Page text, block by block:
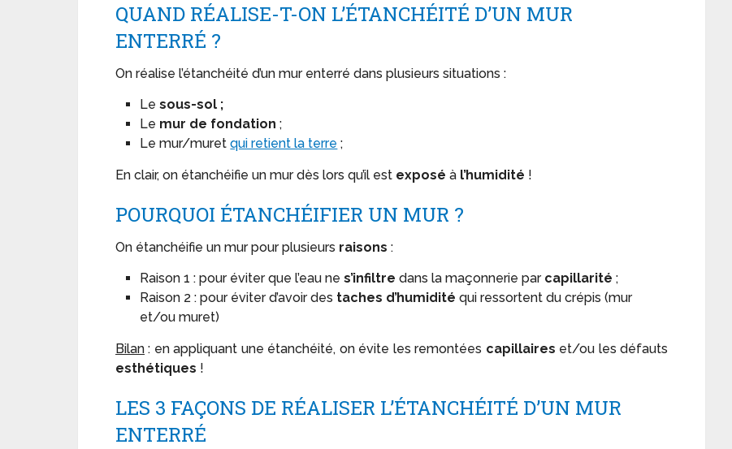
QUAND RÉALISE-T-ON L’ÉTANCHÉITÉ D’UN MUR
ENTERRÉ ?
On réalise l’étanchéité d’un mur enterré dans plusieurs situations :
Le sous-sol ;
Le mur de fondation ;
Le mur/muretqui retient la terre ;
En clair, on étanchéifie un mur dès lors qu’il est exposé à l’humidité !
POURQUOI ÉTANCHÉIFIER UN MUR ?
On étanchéifie un mur pour plusieurs raisons :
Raison 1 : pour éviter que l’eau nes’infiltre dans la maçonnerie par capillarité ;
Raison 2 : pour éviter d’avoir des taches d’humidité qui ressortent du crépis (mur
et/ou muret)
Bilan : en appliquant une étanchéité, on évite les remontées capillaires et/ou les défauts
esthétiques !
LES 3 FAÇONS DE RÉALISER L’ÉTANCHÉITÉ D’UN MUR
ENTERRÉ